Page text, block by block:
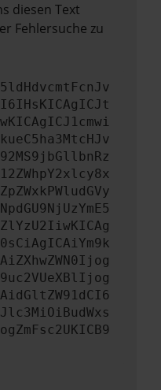
diesen Text
Fehlersuche zu